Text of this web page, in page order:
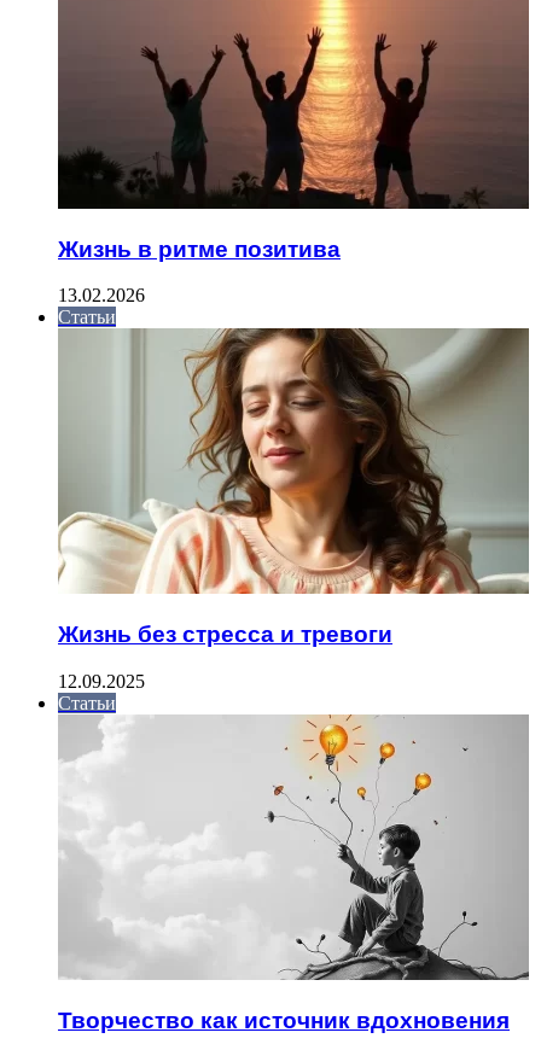
Жизнь в ритме позитива
13.02.2026
Статьи
Жизнь без стресса и тревоги
12.09.2025
Статьи
Творчество как источник вдохновения